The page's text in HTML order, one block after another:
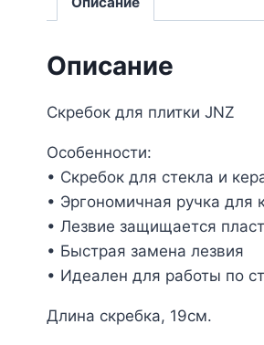
Описание
Скребок для плитки JNZ
Особенности:
• Скребок для стекла и
• Эргономичная ручка для
• Лезвие защищается
• Быстрая замена лезвия
• Идеален для работы по
Длина скребка, 19см.